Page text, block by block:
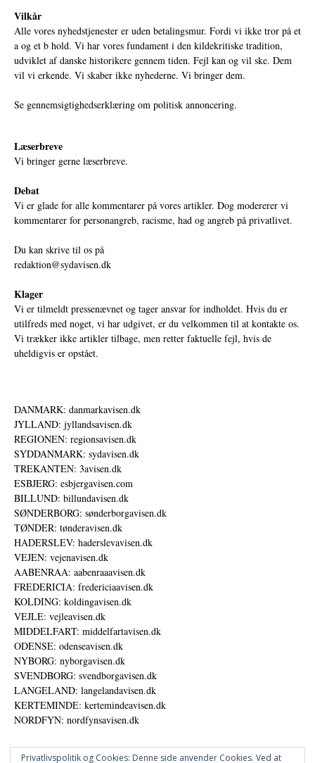
Vilkår
Alle vores nyhedstjenester er uden betalingsmur. Fordi vi ikke tror på et
a og et b hold. Vi har vores fundament i den kildekritiske tradition,
udviklet af danske historikere gennem tiden. Fejl kan og vil ske. Dem
vil vi erkende. Vi skaber ikke nyhederne. Vi bringer dem.
Se gennemsigtighedserklæring om politisk annoncering.
Læserbreve
Vi bringer gerne læserbreve.
Debat
Vi er glade for alle kommentarer på vores artikler. Dog modererer vi
kommentarer for personangreb, racisme, had og angreb på privatlivet.
Du kan skrive til os på
redaktion@sydavisen.dk
Klager
Vi er tilmeldt pressenævnet og tager ansvar for indholdet. Hvis du er
utilfreds med noget, vi har udgivet, er du velkommen til at kontakte os.
Vi trækker ikke artikler tilbage, men retter faktuelle fejl, hvis de
uheldigvis er opstået.
DANMARK: danmarkavisen.dk
JYLLAND: jyllandsavisen.dk
REGIONEN: regionsavisen.dk
SYDDANMARK: sydavisen.dk
TREKANTEN: 3avisen.dk
ESBJERG: esbjergavisen.com
BILLUND: billundavisen.dk
SØNDERBORG: sønderborgavisen.dk
TØNDER: tønderavisen.dk
HADERSLEV: haderslevavisen.dk
VEJEN: vejenavisen.dk
AABENRAA: aabenraaavisen.dk
FREDERICIA: fredericiaavisen.dk
KOLDING: koldingavisen.dk
VEJLE: vejleavisen.dk
MIDDELFART: middelfartavisen.dk
ODENSE: odenseavisen.dk
NYBORG: nyborgavisen.dk
SVENDBORG: svendborgavisen.dk
LANGELAND: langelandavisen.dk
KERTEMINDE: kertemindeavisen.dk
NORDFYN: nordfynsavisen.dk
Privatlivspolitik og Cookies: Denne side anvender Cookies. Ved at